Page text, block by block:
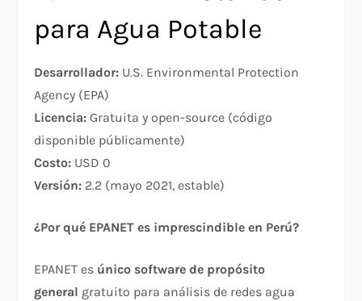
para Agua Potable
Desarrollador: U.S. Environmental Protection
Agency (EPA)
Licencia: Gratuita y open-source (código
disponible públicamente)
Costo: USD 0
Versión: 2.2 (mayo 2021, estable)
¿Por qué EPANET es imprescindible en Perú?
EPANET es único software de propósito
general gratuito para análisis de redes agua